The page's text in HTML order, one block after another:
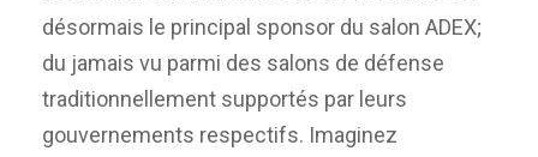
désormais le principal sponsor du salon ADEX;
du jamais vu parmi des salons de défense
traditionnellement supportés par leurs
gouvernements respectifs. Imaginez